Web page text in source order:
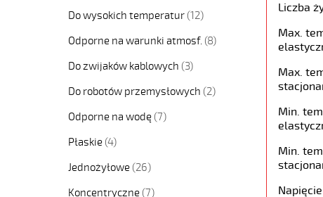
Do wysokich temperatur (12)
Odporne na warunki atmosf. (8)
Do zwijaków kablowych (3)
Do robotów przemysłowych (2)
Odporne na wodę (7)
Płaskie (4)
Jednożyłowe (26)
Koncentryczne (7)
Liczba
Max.
Max.
Min.
Min.